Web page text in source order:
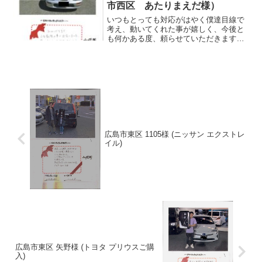
市西区 あたりまえだ様）
いつもとっても対応がはやく僕達目線で
考え、動いてくれた事が嬉しく、今後と
も何かある度、頼らせていただきます。
広島市東区 1105様 (ニッサン エクストレ
イル)
広島市東区 矢野様 (トヨタ プリウスご購
入)